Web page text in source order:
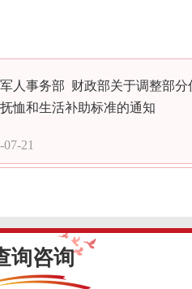
人事务部 财政部关于调整部分
抚恤和生活补助标准的通知
07-21
询咨询